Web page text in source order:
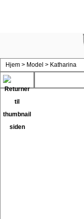
Hjem > Model > Katharina